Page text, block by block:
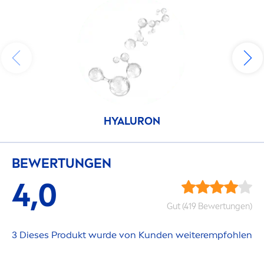
HYALURON
BEWERTUNGEN
4,0 Gut (419 Bewertungen)
3 Dieses Produkt wurde von Kunden weiterempfohlen